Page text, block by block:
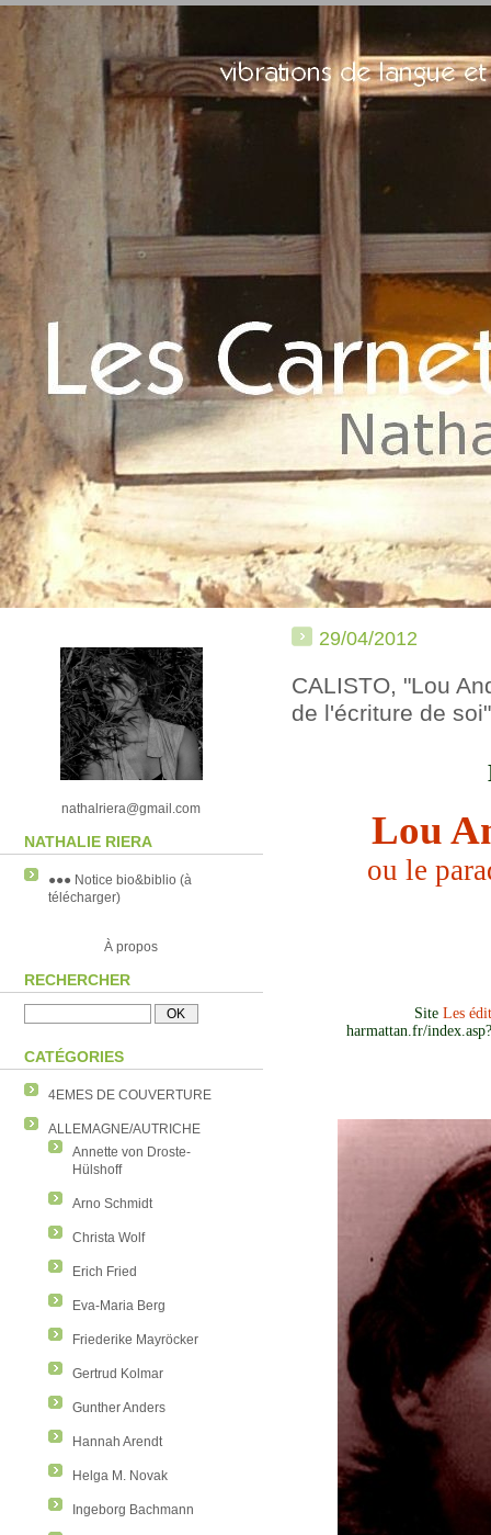
nathalriera@gmail.com
NATHALIE RIERA
●●● Notice bio&biblio (à
télécharger)
À propos
RECHERCHER
CATÉGORIES
4EMES DE COUVERTURE
ALLEMAGNE/AUTRICHE
Annette von Droste-
Hülshoff
Arno Schmidt
Christa Wolf
Erich Fried
Eva-Maria Berg
Friederike Mayröcker
Gertrud Kolmar
Gunther Anders
Hannah Arendt
Helga M. Novak
Ingeborg Bachmann
29/04/2012
CALISTO, "Lou
de l'écriture de
Lou
ou le
Site Les
harmattan.fr/